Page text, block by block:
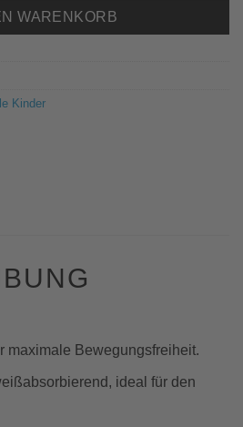
WARENKORB
Kinder
maximale Bewegungsfreiheit.
ideal für den